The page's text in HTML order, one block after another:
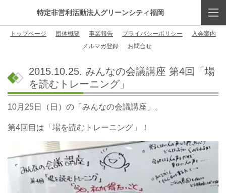
特定非営利活動法人グリーンシティ福岡
トップページ 団体概要 事業報告 プライバシーポリシー
入会案内
メルマガ登録
お問合せ
2015.10.25. みんなの会議講座 第4回「場
を読むトレーニング」
10月25日（日）の「みんなの会議講座」。
第4回目は「場を読むトレーニング」！